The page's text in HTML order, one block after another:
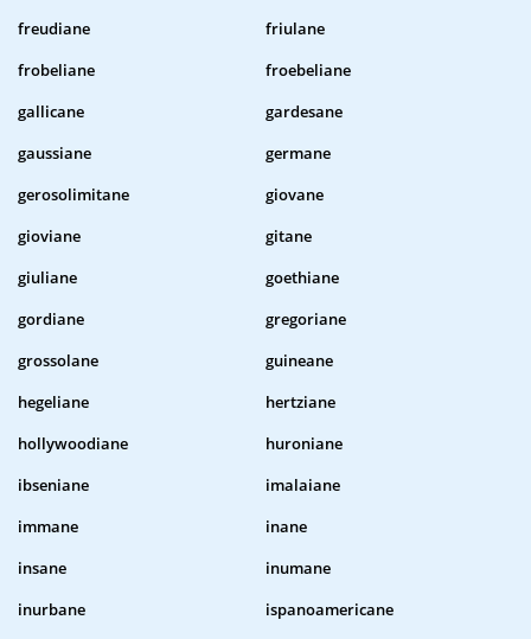
freudiane
friulane
frobeliane
froebeliane
gallicane
gardesane
gaussiane
germane
gerosolimitane
giovane
gioviane
gitane
giuliane
goethiane
gordiane
gregoriane
grossolane
guineane
hegeliane
hertziane
hollywoodiane
huroniane
ibseniane
imalaiane
immane
inane
insane
inumane
inurbane
ispanoamericane